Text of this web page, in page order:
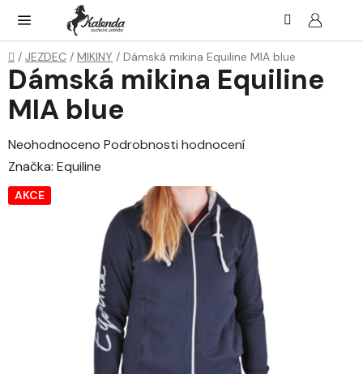
obsah
Domů
/ JEZDEC / MIKINY / Dámská mikina Equiline MIA blue
Dámská mikina Equiline
MIA blue
Průměrné
hodnocení
produktu
je
Neohodnoceno Podrobnosti hodnocení
Značka: Equiline
AKCE